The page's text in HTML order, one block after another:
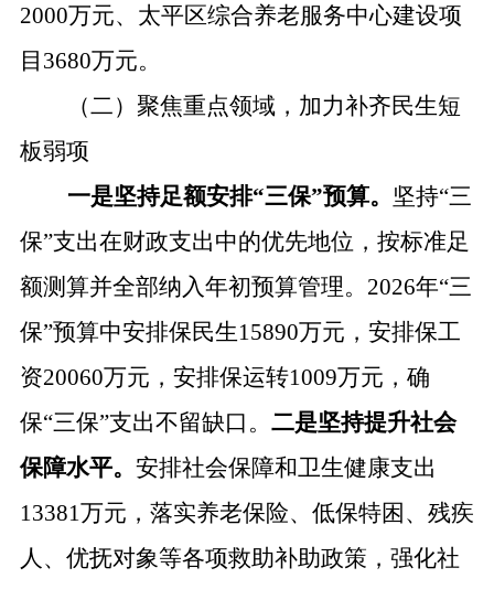
2000万元、太平区综合养老服务中心建设项
目3680万元。
（二）聚焦重点领域，加力补齐民生短
板弱项
一是坚持足额安排“三保”预算。 坚持“三
保”支出在财政支出中的优先地位，按标准足
额测算并全部纳入年初预算管理。2026年“三
保”预算中安排保民生15890万元，安排保工
资20060万元，安排保运转1009万元，确
保“三保”支出不留缺口。 二是坚持提升社会
保障水平。 安排社会保障和卫生健康支出
13381万元，落实养老保险、低保特困、残疾
人、优抚对象等各项救助补助政策，强化社